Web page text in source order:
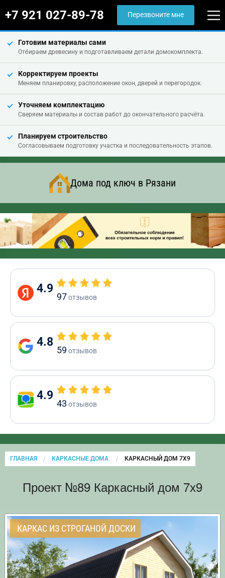
+7 921 027-89-78 Перезвоните мне
Готовим материалы сами
Отбираем древесину и подготавливаем детали домокомплекта.
Корректируем проекты
Меняем планировку, расположение окон, дверей и перегородок.
Уточняем комплектацию
Сверяем материалы и состав работ до окончательного расчёта.
Планируем строительство
Согласовываем подготовку участка и последовательность этапов.
Дома под ключ в Рязани
4.9
97отзывов
4.8
59 отзывов
4.9
43 отзывов
ГЛАВНАЯ КАРКАСНЫЕ ДОМА CURRENT:
КАРКАСНЫЙ ДОМ 7Х9
Проект №89 Каркасный дом 7х9
КАРКАС ИЗ СТРОГАНОЙ ДОСКИ